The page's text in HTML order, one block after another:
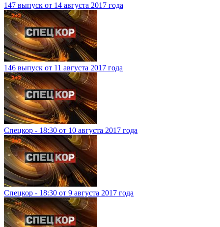
147 выпуск от 14 августа 2017 года
146 выпуск от 11 августа 2017 года
Спецкор - 18:30 от 10 августа 2017 года
Спецкор - 18:30 от 9 августа 2017 года